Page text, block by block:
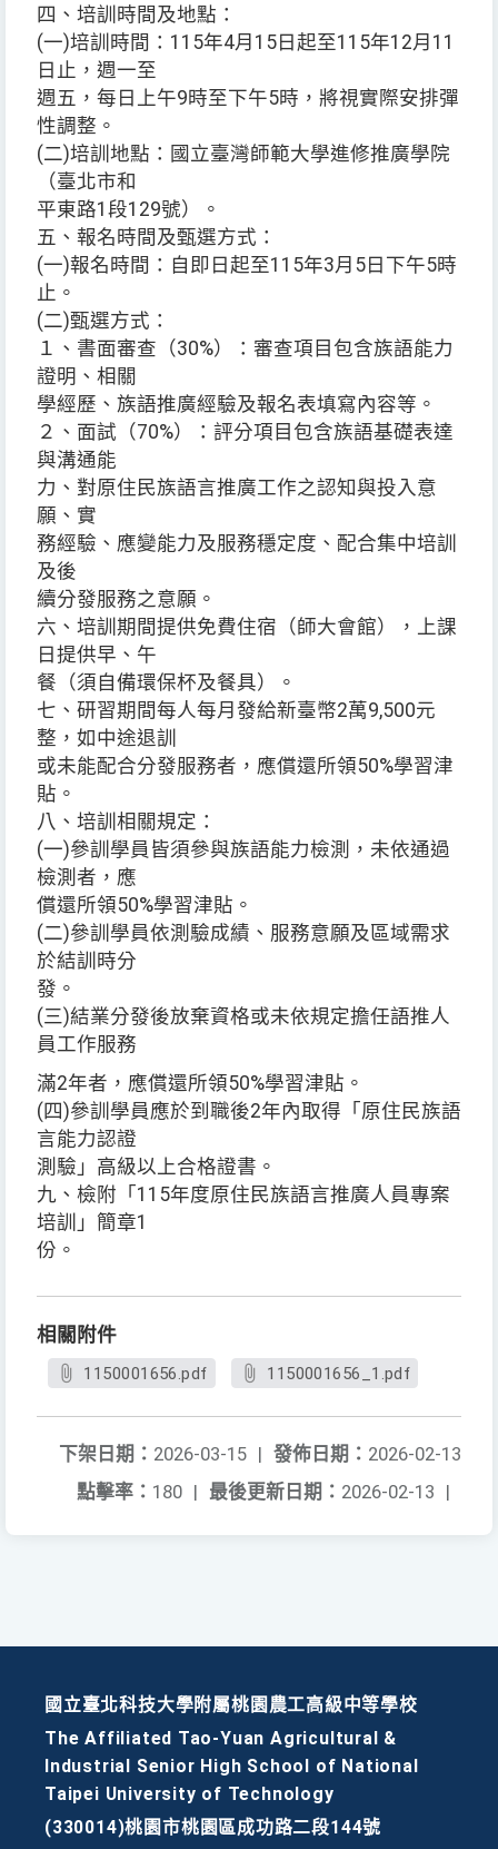
四、培訓時間及地點：
(一)培訓時間：115年4月15日起至115年12月11
日止，週一至
週五，每日上午9時至下午5時，將視實際安排彈
性調整。
(二)培訓地點：國立臺灣師範大學進修推廣學院
（臺北市和
平東路1段129號）。
五、報名時間及甄選方式：
(一)報名時間：自即日起至115年3月5日下午5時
止。
(二)甄選方式：
１、書面審查（30%）：審查項目包含族語能力
證明、相關
學經歷、族語推廣經驗及報名表填寫內容等。
２、面試（70%）：評分項目包含族語基礎表達
與溝通能
力、對原住民族語言推廣工作之認知與投入意
願、實
務經驗、應變能力及服務穩定度、配合集中培訓
及後
續分發服務之意願。
六、培訓期間提供免費住宿（師大會館），上課
日提供早、午
餐（須自備環保杯及餐具）。
七、研習期間每人每月發給新臺幣2萬9,500元
整，如中途退訓
或未能配合分發服務者，應償還所領50%學習津
貼。
八、培訓相關規定：
(一)參訓學員皆須參與族語能力檢測，未依通過
檢測者，應
償還所領50%學習津貼。
(二)參訓學員依測驗成績、服務意願及區域需求
於結訓時分
發。
(三)結業分發後放棄資格或未依規定擔任語推人
員工作服務
滿2年者，應償還所領50%學習津貼。
(四)參訓學員應於到職後2年內取得「原住民族語
言能力認證
測驗」高級以上合格證書。
九、檢附「115年度原住民族語言推廣人員專案
培訓」簡章1
份。
相關附件
1150001656.pdf 1150001656_1.pdf
發佈日期： 2026-02-13
下架日期： 2026-03-15 |
最後更新日期： 2026-02-13 |
點擊率： 180 |
國立臺北科技大學附屬桃園農工高級中等學校
The Affiliated Tao-Yuan Agricultural &
Industrial Senior High School of National
Taipei University of Technology
(330014)桃園市桃園區成功路二段144號